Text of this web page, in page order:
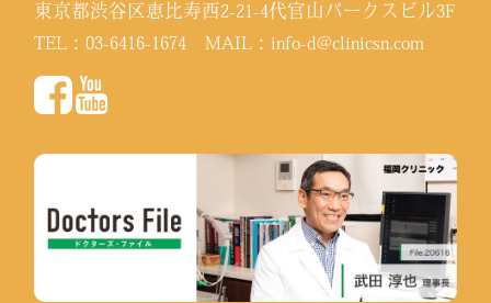
東京都渋谷区恵比寿西2-21-4代官山パークスビル3F
TEL：03-6416-1674 MAIL：info-d@clinicsn.com